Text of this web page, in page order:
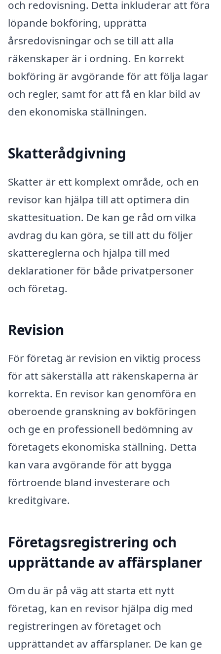
och redovisning. Detta inkluderar att föra
löpande bokföring, upprätta
årsredovisningar och se till att alla
räkenskaper är i ordning. En korrekt
bokföring är avgörande för att följa lagar
och regler, samt för att få en klar bild av
den ekonomiska ställningen.
Skatterådgivning
Skatter är ett komplext område, och en
revisor kan hjälpa till att optimera din
skattesituation. De kan ge råd om vilka
avdrag du kan göra, se till att du följer
skattereglerna och hjälpa till med
deklarationer för både privatpersoner
och företag.
Revision
För företag är revision en viktig process
för att säkerställa att räkenskaperna är
korrekta. En revisor kan genomföra en
oberoende granskning av bokföringen
och ge en professionell bedömning av
företagets ekonomiska ställning. Detta
kan vara avgörande för att bygga
förtroende bland investerare och
kreditgivare.
Företagsregistrering och
upprättande av affärsplaner
Om du är på väg att starta ett nytt
företag, kan en revisor hjälpa dig med
registreringen av företaget och
upprättandet av affärsplaner. De kan ge